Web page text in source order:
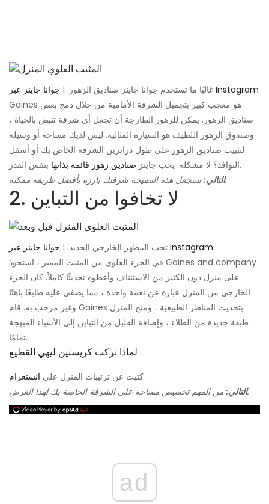
غالبًا ما تستخدم جوانا جاينز صناديق الزهور. | جوانا جاينز عبر Instagram
Gaines هو معجب كبير بتجميل الشرفة الأمامية من خلال دمج بعض
صناديق الزهور. يمكن للزهور الطازجة أن تجعل أي شرفة تنبض بالحياة ،
وصندوق الزهور اللطيف هو السيارة المثالية. ليس لديك مساحة أو وسيلة
لتثبيت صناديق الزهور على طول درابزين الشرفة الخاص بك أو أسفل
النوافذ؟ لا مشكلة. يحب جاينز صناديق زهور قائمة بذاتها
بنفس القدر.
التالي:ستجعل هذه النصيحة شرفتك بارزة بأفضل طريقة ممكنة.
2. لا تخافوا من التباين
تحب المظهر الخارجي الجديد. | جوانا جاينز عبر Instagram
في الجزء العلوي من المثبت المميز ، استحوذ Gaines and company
على منزل دون الكثير من الاستئناف وأعطوه تحديثًا كاملاً. كان الجزء
الخارجي من المنزل عبارة عن نغمة واحدة ، مما يضفي عليه طابعًا باهتًا
وغير مرحب به. قام Gaines بتحديث المناظر الطبيعية ، ومنح المنزل
طبقة جديدة من الطلاء ، وإضافة القليل من التباين إلى الأشياء المبهجة
تمامًا.
لماذا تركت كريستين ليهي القطيع
كتبت عن ترتيبات المنزل على انستغرام
.
التالي:من المهم تخصيص مساحة على الشرفة الخاصة بك لهذا الغرض.
ad